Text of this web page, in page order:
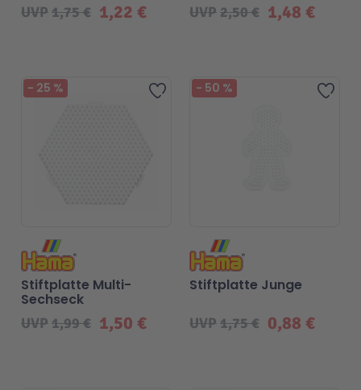
1,22 €
UVP1,75 € 1,48 €
UVP2,50 €
Zur Wunschliste hinzufügen
- 25 %
1,50 €
UVP1,99 €
Stiftplatte Multi-
Sechseck
Zur
- 50 %
Beliebt
0,88 €
UVP1,75 €
Stiftplatte Junge